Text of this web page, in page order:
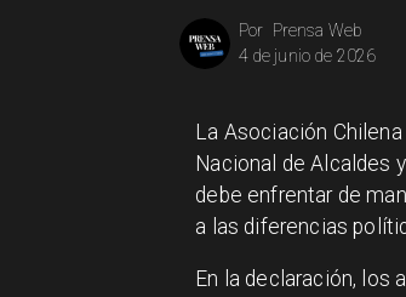
Prensa Web
Por
4 de junio de 2026
La Asociación
Nacional de Alcaldes
debe enfrentar de
a las diferencias
En la declaración, los